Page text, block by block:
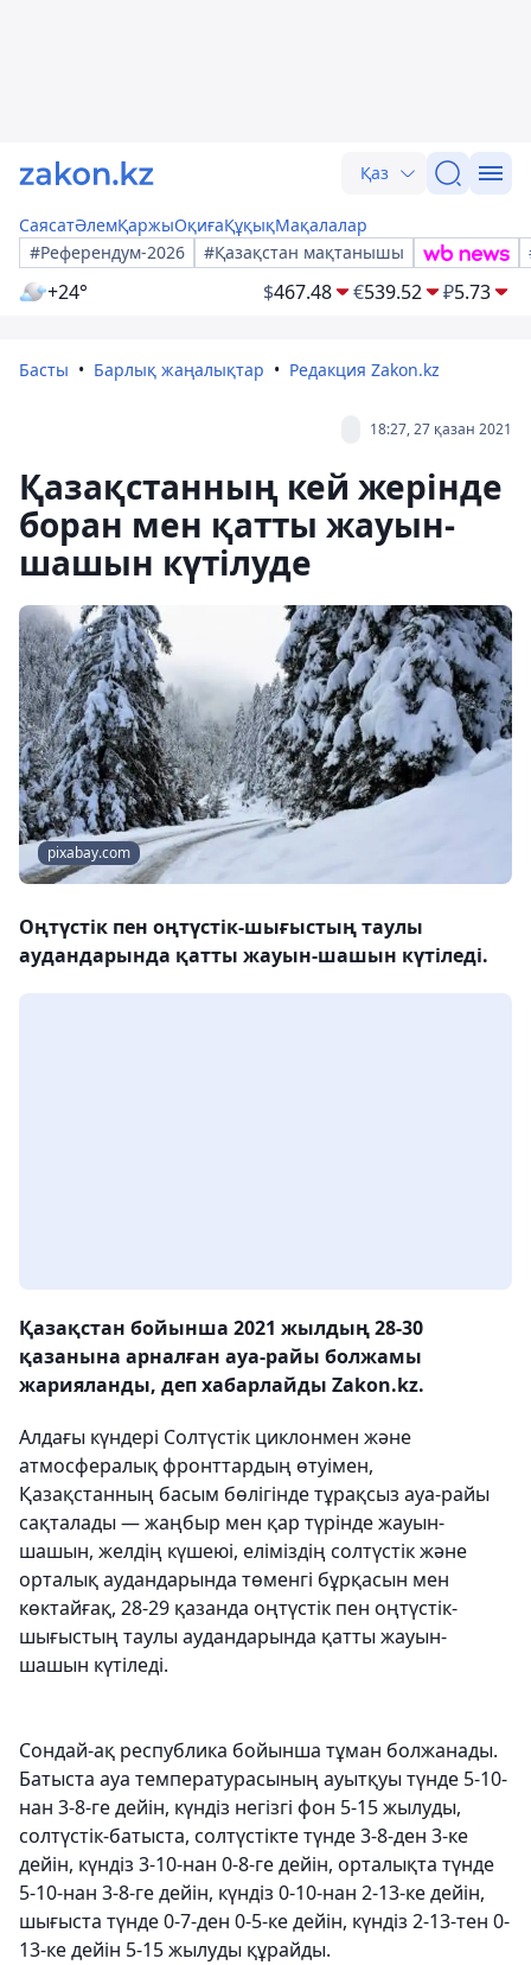
Қаз
СаясатӘлемҚаржыОқиғаҚұқықМақалалар
#Референдум-2026
#Қазақстан мақтанышы
+24° $467.48 €539.52 ₽5.73
Басты Барлық жаңалықтар Редакция Zakon.kz
18:27, 27 қазан 2021
Қазақстанның кей жерінде
боран мен қатты жауын-
шашын күтілуде
pixabay.com
Оңтүстік пен оңтүстік-шығыстың таулы
аудандарында қатты жауын-шашын күтіледі.
Қазақстан бойынша 2021 жылдың 28-30
қазанына арналған ауа-райы болжамы
жарияланды, деп хабарлайды Zakon.kz.
Алдағы күндері Солтүстік циклонмен және
атмосфералық фронттардың өтуімен,
Қазақстанның басым бөлігінде тұрақсыз ауа-райы
сақталады — жаңбыр мен қар түрінде жауын-
шашын, желдің күшеюі, еліміздің солтүстік және
орталық аудандарында төменгі бұрқасын мен
көктайғақ, 28-29 қазанда оңтүстік пен оңтүстік-
шығыстың таулы аудандарында қатты жауын-
шашын күтіледі.
Сондай-ақ республика бойынша тұман болжанады.
Батыста ауа температурасының ауытқуы түнде 5-10-
нан 3-8-ге дейін, күндіз негізгі фон 5-15 жылуды,
солтүстік-батыста, солтүстікте түнде 3-8-ден 3-ке
дейін, күндіз 3-10-нан 0-8-ге дейін, орталықта түнде
5-10-нан 3-8-ге дейін, күндіз 0-10-нан 2-13-ке дейін,
шығыста түнде 0-7-ден 0-5-ке дейін, күндіз 2-13-тен 0-
13-ке дейін 5-15 жылуды құрайды.